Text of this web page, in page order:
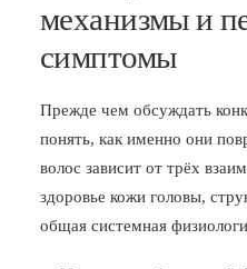
механизмы и
симптомы
Прежде чем обсуждать
понять, как именно они
волос зависит от трёх
здоровье кожи головы,
общая системная